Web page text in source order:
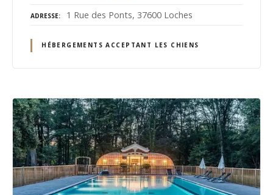
ADRESSE 1 Rue des Ponts, 37600 Loches
HÉBERGEMENTS ACCEPTANT LES CHIENS